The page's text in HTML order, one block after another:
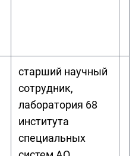
старший научный
сотрудник,
лаборатория 68
института
специальных